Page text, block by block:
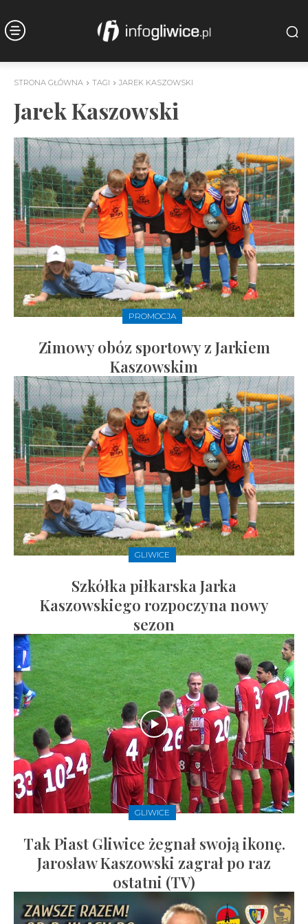
STRONA GŁÓWNA TAGI JAREK KASZOWSKI
Jarek Kaszowski
PROMOCJA
Zimowy obóz sportowy z Jarkiem
Kaszowskim
GLIWICE
Szkółka piłkarska Jarka
Kaszowskiego rozpoczyna nowy
sezon
GLIWICE
Tak Piast Gliwice żegnał swoją ikonę.
Jarosław Kaszowski zagrał po raz
ostatni (TV)